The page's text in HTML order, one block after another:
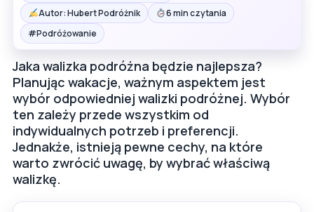
Autor: Hubert Podróżnik
6 min czytania
#Podróżowanie
Jaka walizka podróżna będzie najlepsza?
Planując wakacje, ważnym aspektem jest
wybór odpowiedniej walizki podróżnej. Wybór
ten zależy przede wszystkim od
indywidualnych potrzeb i preferencji.
Jednakże, istnieją pewne cechy, na które
warto zwrócić uwagę, by wybrać właściwą
walizkę.